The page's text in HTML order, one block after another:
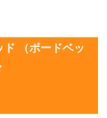
ド （ボードベッ